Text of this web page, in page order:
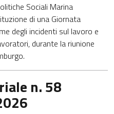
Sociali Marina
di una Giornata
degli incidenti sul lavoro e
durante la riunione
n. 58